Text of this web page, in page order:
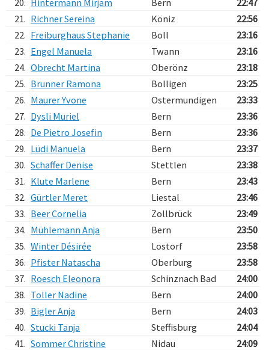
20. Hintermann Mirjam Bern
22:47
21. Richner Sereina Köniz
22:56
22. Freiburghaus Stephanie Boll
23:16
23. Engel Manuela Twann
23:16
24. Obrecht Martina Oberönz
23:18
25. Brunner Ramona Bolligen
23:25
26. Maurer Yvone Ostermundigen
23:33
27. Dysli Muriel Bern
23:36
28. De Pietro Josefin Bern
23:36
29. Lüdi Manuela Bern
23:37
30. Schaffer Denise Stettlen
23:38
31. Klute Marlene Bern
23:43
32. Gürtler Meret Liestal
23:46
33. Beer Cornelia Zollbrück
23:49
34. Mühlemann Anja Bern
23:50
35. Winter Désirée Lostorf
23:58
36. Pfister Natascha Oberburg
23:58
37. Roesch Eleonora Schinznach Bad
24:00
38. Toller Nadine Bern
24:00
39. Bigler Anja Bern
24:03
40. Stucki Tanja Steffisburg
24:04
41. Sommer Christine Nidau
24:09